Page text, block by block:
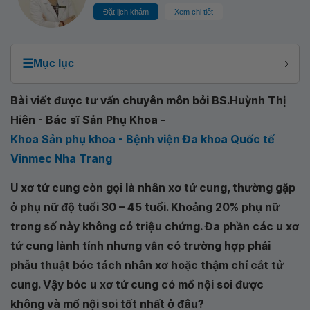
Đặt lịch khám Xem chi tiết
☰Mục lục
Bài viết được tư vấn chuyên môn bởi BS.Huỳnh Thị
Hiên - Bác sĩ Sản Phụ Khoa -
Khoa Sản phụ khoa - Bệnh viện Đa khoa Quốc tế
Vinmec Nha Trang
U xơ tử cung còn gọi là nhân xơ tử cung, thường gặp
ở phụ nữ độ tuổi 30 – 45 tuổi. Khoảng 20% phụ nữ
trong số này không có triệu chứng. Đa phần các u xơ
tử cung lành tính nhưng vẫn có trường hợp phải
phẫu thuật bóc tách nhân xơ hoặc thậm chí cắt tử
cung. Vậy bóc u xơ tử cung có mổ nội soi được
không và mổ nội soi tốt nhất ở đâu?